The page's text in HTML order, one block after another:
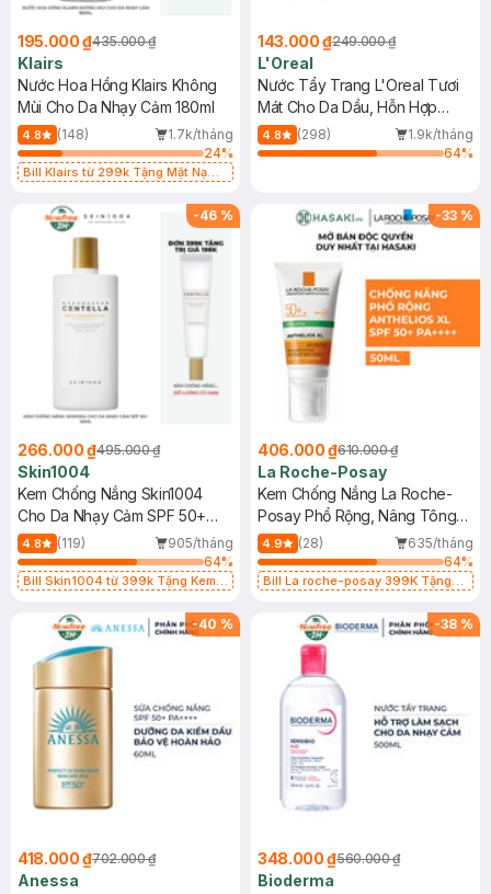
195.000 ₫435.000 ₫
Klairs
Nước Hoa Hồng Klairs Không
Mùi Cho Da Nhạy Cảm 180ml
4.8 (148)
1.7k/tháng
24%
Bill Klairs từ 299k Tặng Mặt Nạ
25ml (SL Có Hạn)
143.000 ₫249.000 ₫
L'Oreal
Nước Tẩy Trang L'Oreal Tươi
Mát Cho Da Dầu, Hỗn Hợp
400ml
4.8 (298)
1.9k/tháng
64%
-46 %
266.000 ₫495.000 ₫
Skin1004
Kem Chống Nắng Skin1004
Cho Da Nhạy Cảm SPF 50+
50ml
4.8 (119)
905/tháng
64%
Bill Skin1004 từ 399k Tặng Kem
SPF 50+ 20ml (SL Có Hạn)
-33 %
406.000 ₫610.000 ₫
La Roche-Posay
Kem Chống Nắng La Roche-
Posay Phổ Rộng, Nâng Tông
Kiềm Dầu 50ml
4.9 (28)
635/tháng
64%
Bill La roche-posay 399K Tặng
(SL có hạn)
-40 %
418.000 ₫702.000 ₫
Anessa
-38 %
348.000 ₫560.000 ₫
Bioderma